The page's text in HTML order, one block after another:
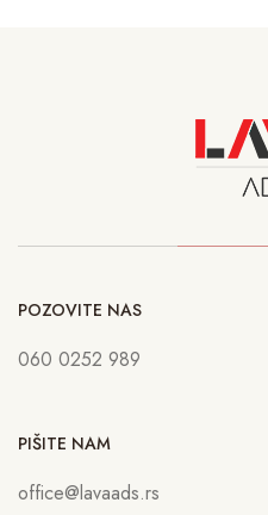
POZOVITE NAS
060 0252 989
PIŠITE NAM
office@lavaads.rs